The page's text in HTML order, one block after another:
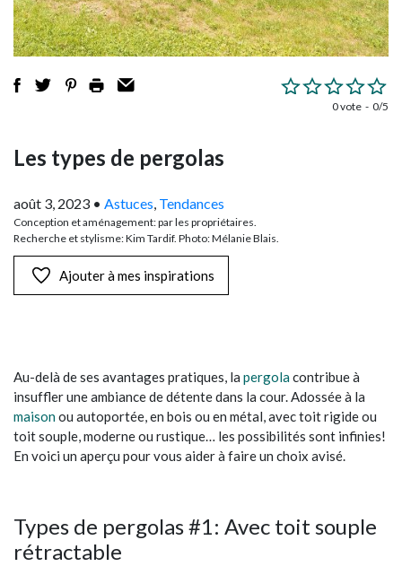
0 vote 0/5
Les types de pergolas
août 3, 2023 • Astuces, Tendances
Conception et aménagement: par les propriétaires.
Recherche et stylisme: Kim Tardif. Photo: Mélanie Blais.
Ajouter à mes inspirations
Au-delà de ses avantages pratiques, la pergolacontribue à
insuffler une ambiance de détente dans la cour. Adossée à la
maisonou autoportée, en bois ou en métal, avec toit rigide ou
toit souple, moderne ou rustique… les possibilités sont infinies!
En voici un aperçu pour vous aider à faire un choix avisé.
Types de pergolas #1: Avec toit souple
rétractable